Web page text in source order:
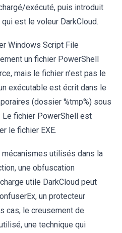
exécuté, puis introduit
est le voleur DarkCloud.
Windows Script File
un fichier PowerShell
mais le fichier n'est pas le
exécutable est écrit dans le
(dossier %tmp%) sous
Le fichier PowerShell est
le fichier EXE.
utilisés dans la
une obfuscation
utile DarkCloud peut
un protecteur
cas, le creusement de
une technique qui